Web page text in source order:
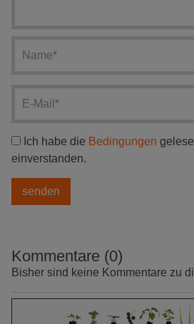
Ich habe die Bedingungen
einverstanden.
Kommentare (0)
Bisher sind keine Kommentare zu